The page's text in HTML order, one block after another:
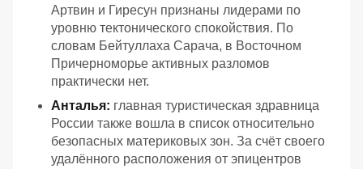
Артвин и Гиресун признаны лидерами по
уровню тектонического спокойствия. По
словам Бейтуллаха Сарача, в Восточном
Причерноморье активных разломов
практически нет.
Анталья: главная туристическая здравница
России также вошла в список относительно
безопасных материковых зон. За счёт своего
удалённого расположения от эпицентров